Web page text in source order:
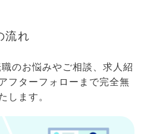
流れ
のお悩みやご相談、求人紹
フターフォローまで完全無
します。